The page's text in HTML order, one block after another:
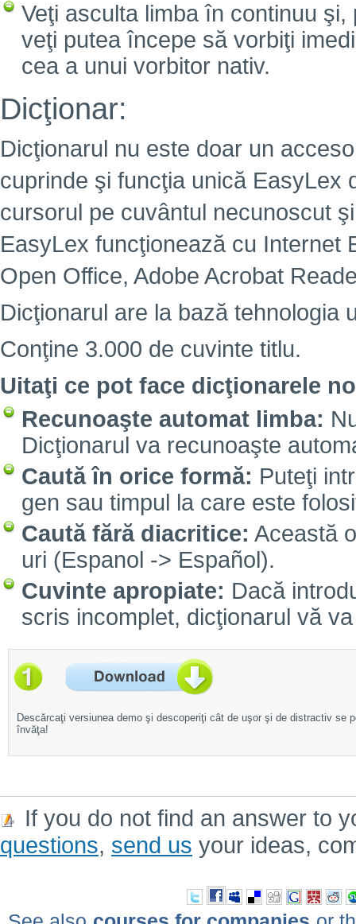
Veţi asculta limba în continuu
veţi putea începe să vorbiţi
cea a unui vorbitor nativ.
Dicţionar:
Dicţionarul nu este doar un
cuprinde şi funcţia unică EasyLex
cursorul pe cuvântul necunoscut
EasyLex funcţionează cu Internet
Open Office, Adobe Acrobat
Dicţionarul are la bază tehnologia
Conţine 3.000 de cuvinte titlu.
Uitaţi ce pot face dicţionarele
Recunoaşte automat limba:
Dicţionarul va recunoaşte
Caută în orice formă: Puteţi
gen sau timpul la care este
Caută fără diacritice: Această
uri (Espanol -> Español).
Cuvinte apropiate: Dacă
scris incomplet, dicţionarul vă
Descărcaţi versiunea demo şi descoperiţi cât de uşor şi de distractiv se
învăţa!
If you do not find an answer to
questions, send us your ideas,